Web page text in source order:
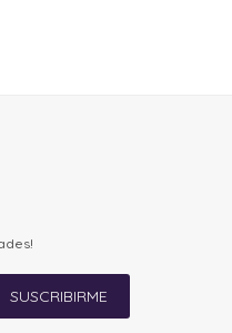
SUSCRIBIRME